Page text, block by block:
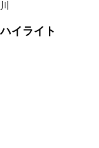
川
ハイライト